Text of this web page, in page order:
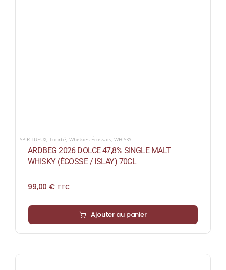
SPIRITUEUX,Tourbé, Whiskies Écossais,WHISKY
ARDBEG 2026 DOLCE 47,8% SINGLE MALT
WHISKY (ÉCOSSE / ISLAY) 70CL
99,00 € TTC
Ajouter au panier